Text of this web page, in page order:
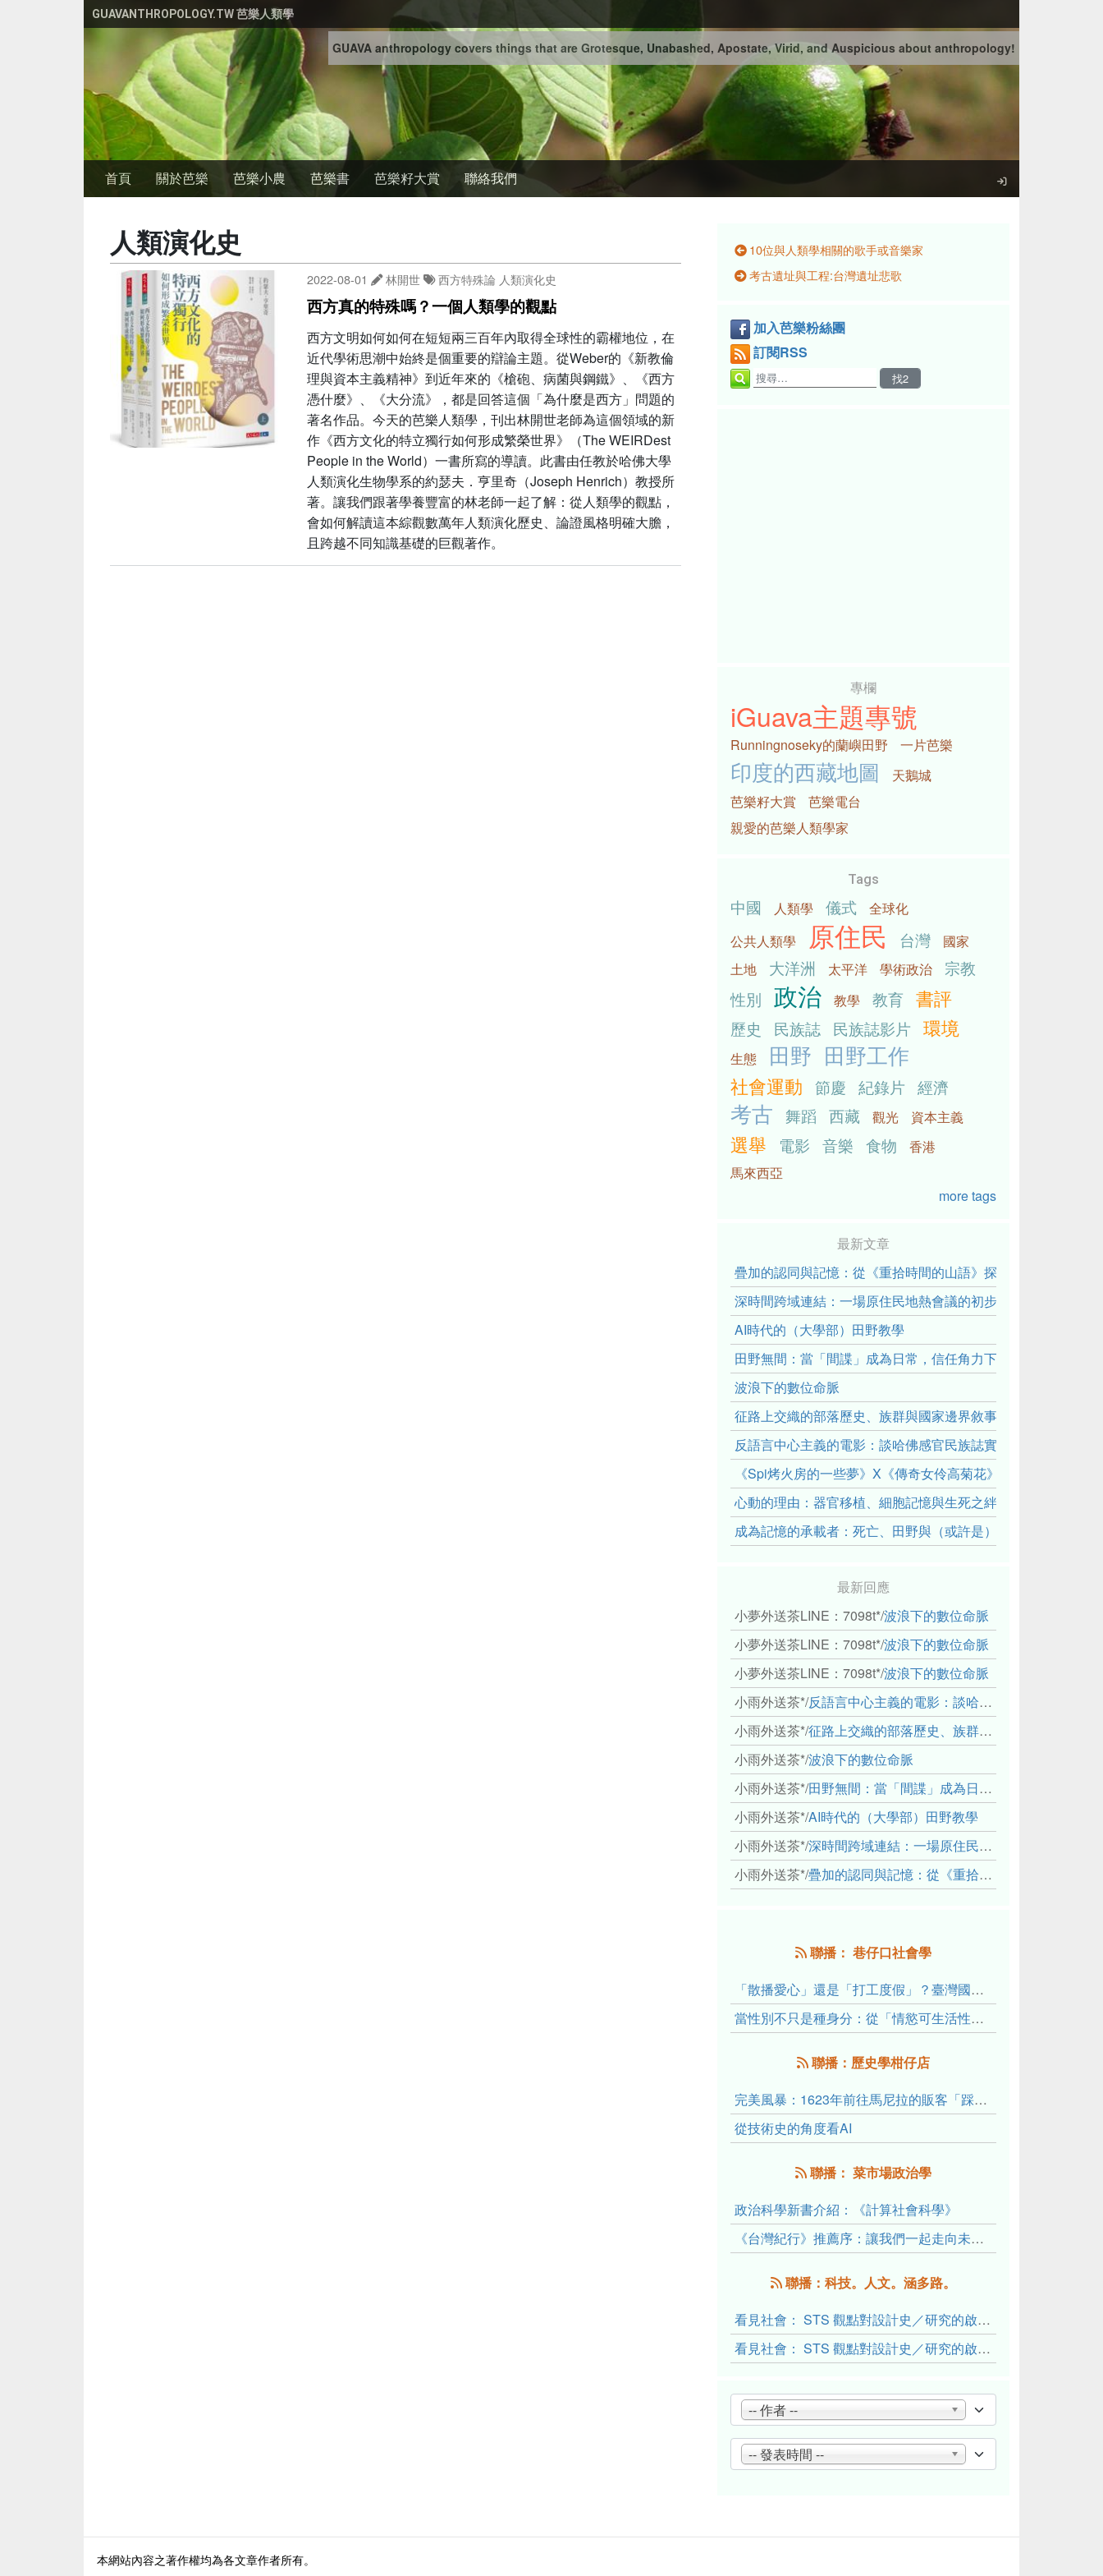
GUAVANTHROPOLOGY.TW 芭樂人類學
GUAVA anthropology covers things that are Grotesque, Unabashed, Apostate, Virid, and Auspicious about anthropology!
首頁 關於芭樂 芭樂小農 芭樂書 芭樂籽大賞 聯絡我們
人類演化史
2022-08-01 林開世 西方特殊論 人類演化史
西方真的特殊嗎？一個人類學的觀點
西方文明如何如何在短短兩三百年內取得全球性的霸權地位，在
近代學術思潮中始終是個重要的辯論主題。從Weber的《新教倫
理與資本主義精神》到近年來的《槍砲、病菌與鋼鐵》、《西方
憑什麼》、《大分流》，都是回答這個「為什麼是西方」問題的
著名作品。今天的芭樂人類學，刊出林開世老師為這個領域的新
作《西方文化的特立獨行如何形成繁榮世界》（The WEIRDest
People in the World）一書所寫的導讀。此書由任教於哈佛大學
人類演化生物學系的約瑟夫．亨里奇（Joseph Henrich）教授所
著。讓我們跟著學養豐富的林老師一起了解：從人類學的觀點，
會如何解讀這本綜觀數萬年人類演化歷史、論證風格明確大膽，
且跨越不同知識基礎的巨觀著作。
10位與人類學相關的歌手或音樂家
考古遺址與工程:台灣遺址悲歌
加入芭樂粉絲團
訂閱RSS
專欄
iGuava主題專號
Runningnoseky的蘭嶼田野 一片芭樂
印度的西藏地圖
天鵝城
芭樂籽大賞
芭樂電台
親愛的芭樂人類學家
Tags
中國 人類學 儀式
全球化
公共人類學
原住民 台灣
國家
土地
大洋洲 太平洋 學術政治
宗教
性別 政治 教學 教育 書評
歷史 民族誌 民族誌影片 環境
生態 田野 田野工作
社會運動 節慶 紀錄片 經濟
考古 舞蹈 西藏 觀光 資本主義
選舉 電影 音樂 食物
香港
馬來西亞
more tags
最新文章
疊加的認同與記憶：從《重拾時間的山語》探討「我們的」立
深時間跨域連結：一場原住民地熱會議的初步觀察
AI時代的（大學部）田野教學
田野無間：當「間諜」成為日常，信任角力下的情感伏流
波浪下的數位命脈
征路上交織的部落歷史、族群與國家邊界敘事： 《路有多長》
反語言中心主義的電影：談哈佛感官民族誌實驗室
《Spi烤火房的一些夢》X《傳奇女伶高菊花》： 透過紀錄片
心動的理由：器官移植、細胞記憶與生死之絆
成為記憶的承載者：死亡、田野與（或許是）人類學的成年禮
最新回應
小夢外送茶LINE：7098t*/波浪下的數位命脈
小夢外送茶LINE：7098t*/波浪下的數位命脈
小夢外送茶LINE：7098t*/波浪下的數位命脈
小雨外送茶*/反語言中心主義的電影：談哈佛感官民族誌實驗室
小雨外送茶*/征路上交織的部落歷史、族群與國家邊界敘事： 《路有多長》、《高砂的翅膀》、《檔案／李光輝》
小雨外送茶*/波浪下的數位命脈
小雨外送茶*/田野無間：當「間諜」成為日常，信任角力下的情感伏流
小雨外送茶*/AI時代的（大學部）田野教學
小雨外送茶*/深時間跨域連結：一場原住民地熱會議的初步觀察
小雨外送茶*/疊加的認同與記憶：從《重拾時間的山語》探討「我們的」立場性(positionality)
聯播： 巷仔口社會學
「散播愛心」還是「打工度假」？臺灣國內與跨國捐卵的利他修辭、金錢動機與身體代價
當性別不只是種身分：從「情慾可生活性」理解跨性別者的身體、慾望與認同探索
聯播：歷史學柑仔店
完美風暴：1623年前往馬尼拉的販客「踩線團」怎麼會困死於澎湖?
從技術史的角度看AI
聯播： 菜市場政治學
政治科學新書介紹：《計算社會科學》
《台灣紀行》推薦序：讓我們一起走向未來文明的備忘錄
聯播：科技。人文。涵多路。
看見社會： STS 觀點對設計史／研究的啟發與反思（下）
看見社會： STS 觀點對設計史／研究的啟發與反思（上）
-- 作者 --
-- 發表時間 --
本網站內容之著作權均為各文章作者所有。